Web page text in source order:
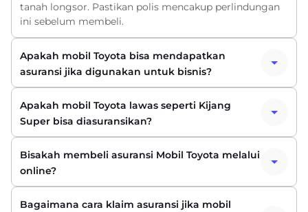
tanah longsor. Pastikan polis mencakup perlindungan
ini sebelum membeli.
Apakah mobil Toyota bisa mendapatkan
asuransi jika digunakan untuk bisnis?
Apakah mobil Toyota lawas seperti Kijang
Super bisa diasuransikan?
Bisakah membeli asuransi Mobil Toyota melalui
online?
Bagaimana cara klaim asuransi jika mobil